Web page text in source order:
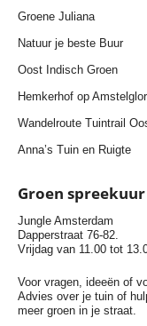
Groene Juliana
Natuur je beste Buur
Oost Indisch Groen
Hemkerhof op
Wandelroute Tuintrail
Anna’s Tuin en Ruigte
Groen spreekuur
Jungle Amsterdam
Dapperstraat 76-82.
Vrijdag van 11.00 tot
Voor vragen, ideeën of
Advies over je tuin of
meer groen in je straat.